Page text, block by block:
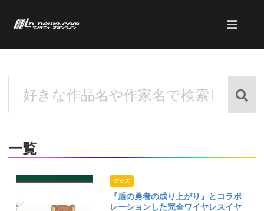
一覧
グッズ
『盾の勇者の成り上がり』とコラボ
レーションした完全ワイヤレスイヤ